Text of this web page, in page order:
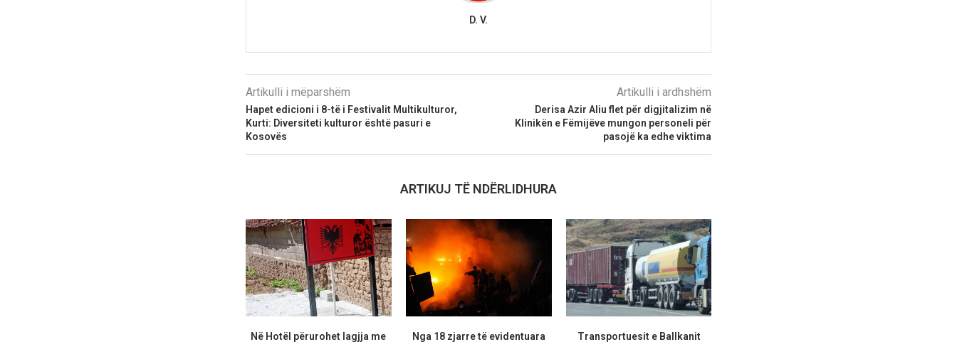
D. V.
Artikulli i mëparshëm
Hapet edicioni i 8-të i Festivalit Multikulturor,
Kurti: Diversiteti kulturor është pasuri e
Kosovës
Artikulli i ardhshëm
Derisa Azir Aliu flet për digjitalizim në
Klinikën e Fëmijëve mungon personeli për
pasojë ka edhe viktima
ARTIKUJ TË NDËRLIDHURA
Në Hotël përurohet lagjja me
Nga 18 zjarre të evidentuara
Transportuesit e Ballkanit